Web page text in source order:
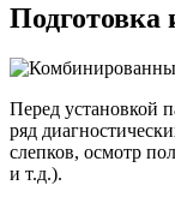
Подготовка
Перед установкой
ряд
слепков, осмотр
и т.д.).